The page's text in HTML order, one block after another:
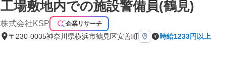
工場敷地内での施設警備員(鶴見)
株式会社KSP 企業リサーチ
〒230-0035神奈川県横浜市鶴見区安善町 時給1233円以上